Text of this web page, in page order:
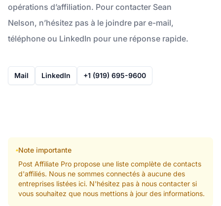
opérations d’affiliation. Pour contacter Sean
Nelson, n’hésitez pas à le joindre par e-mail,
téléphone ou LinkedIn pour une réponse rapide.
Mail LinkedIn +1 (919) 695-9600
Note importante
Post Affiliate Pro propose une liste complète de contacts
d'affiliés. Nous ne sommes connectés à aucune des
entreprises listées ici. N'hésitez pas à nous contacter si
vous souhaitez que nous mettions à jour des informations.